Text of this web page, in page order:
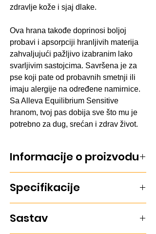
zdravlje kože i sjaj dlake.
Ova hrana takođe doprinosi boljoj
probavi i apsorpciji hranljivih materija
zahvaljujući pažljivo izabranim lako
svarljivim sastojcima. Savršena je za
pse koji pate od probavnih smetnji ili
imaju alergije na određene namirnice.
Sa Alleva Equilibrium Sensitive
hranom, tvoj pas dobija sve što mu je
potrebno za dug, srećan i zdrav život.
Informacije o proizvodu
Medium/Maxi hrana je posebno
formulisana za odrasle pse srednjih i
ribe bogata je proteinima visokog
Specifikacije
Sastav